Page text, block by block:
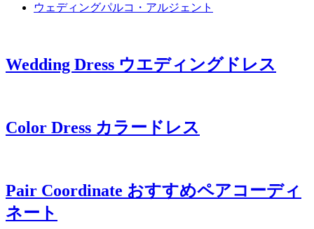
ウェディングパルコ・アルジェント
Wedding Dress ウエディングドレス
Color Dress カラードレス
Pair Coordinate おすすめペアコーディ
ネート